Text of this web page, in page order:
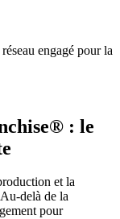
engagé pour la
: le
et la
delà de la
pour